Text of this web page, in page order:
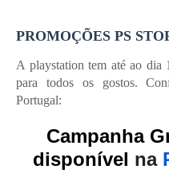
PROMOÇÕES PS
A playstation tem até ao dia
para todos os gostos.
Portugal:
Campanha
disponível na